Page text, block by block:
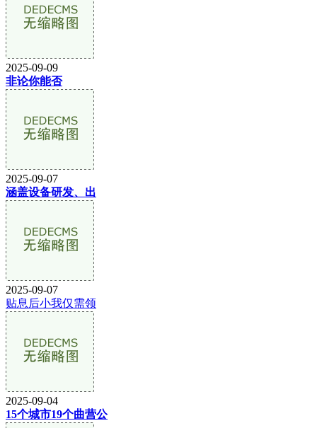
2025-09-09
非论你能否
2025-09-07
涵盖设备研发、出
2025-09-07
贴息后小我仅需领
2025-09-04
15个城市19个曲营公